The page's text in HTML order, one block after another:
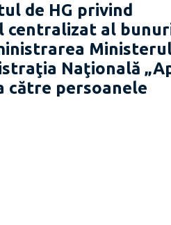
de HG privind
centralizat al
Naţională
către persoanele